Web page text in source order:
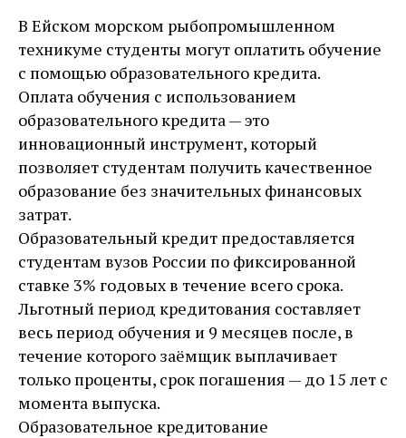
В Ейском морском рыбопромышленном
техникуме студенты могут оплатить обучение
с помощью образовательного кредита.
Оплата обучения с использованием
образовательного кредита — это
инновационный инструмент, который
позволяет студентам получить качественное
образование без значительных финансовых
затрат.
Образовательный кредит предоставляется
студентам вузов России по фиксированной
ставке 3% годовых в течение всего срока.
Льготный период кредитования составляет
весь период обучения и 9 месяцев после, в
течение которого заёмщик выплачивает
только проценты, срок погашения — до 15 лет с
момента выпуска.
Образовательное кредитование